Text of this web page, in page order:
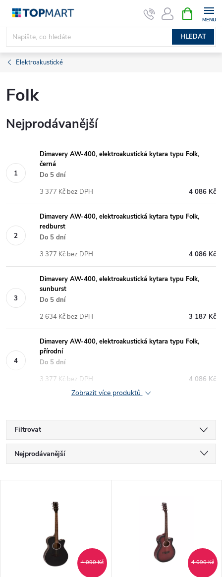
Přejít
obsah
HLEDAT
NÁKUPNÍ
KOŠÍK
Elektroakustické
Folk
Nejprodávanější
Dimavery AW-400, elektroakustická kytara typu Folk,
černá
Do 5 dní
4 086 Kč
3 377 Kč bez DPH
Dimavery AW-400, elektroakustická kytara typu Folk,
redburst
Do 5 dní
4 086 Kč
3 377 Kč bez DPH
Dimavery AW-400, elektroakustická kytara typu Folk,
sunburst
Do 5 dní
3 187 Kč
2 634 Kč bez DPH
Dimavery AW-400, elektroakustická kytara typu Folk,
přírodní
Do 5 dní
4 086 Kč
3 377 Kč bez DPH
Zobrazit více produktů
Filtrovat
Ř
a
Nejprodávanější
4 090 Kč 4 090 Kč